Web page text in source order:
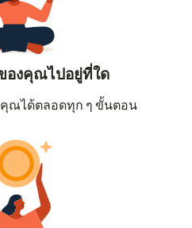
องคุณไปอยู่ที่ใด
ณได้ตลอดทุก ๆ ขั้นตอน